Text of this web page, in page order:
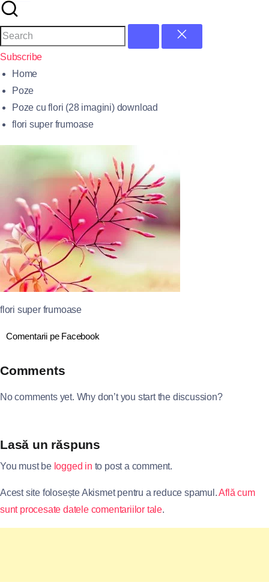
Subscribe
Home
Poze
Poze cu flori (28 imagini) download
flori super frumoase
flori super frumoase
Comentarii pe Facebook
Comments
No comments yet. Why don’t you start the discussion?
Lasă un răspuns
You must be logged in to post a comment.
Acest site folosește Akismet pentru a reduce spamul.Află cum
sunt procesate datele comentariilor tale.